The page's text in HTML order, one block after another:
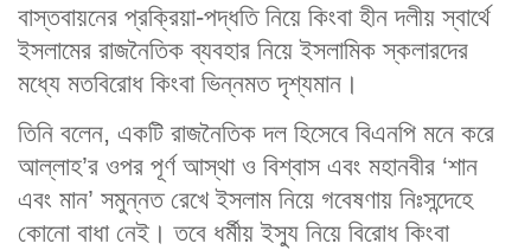
বাস্তবায়নের প্রক্রিয়া-পদ্ধতি নিয়ে কিংবা হীন দলীয় স্বার্থে
ইসলামের রাজনৈতিক ব্যবহার নিয়ে ইসলামিক স্কলারদের
মধ্যে মতবিরোধ কিংবা ভিন্নমত দৃশ্যমান।
তিনি বলেন, একটি রাজনৈতিক দল হিসেবে বিএনপি মনে করে
আল্লাহ’র ওপর পূর্ণ আস্থা ও বিশ্বাস এবং মহানবীর ‘শান
এবং মান’ সমুন্নত রেখে ইসলাম নিয়ে গবেষণায় নিঃসন্দেহে
কোনো বাধা নেই। তবে ধর্মীয় ইস্যু নিয়ে বিরোধ কিংবা